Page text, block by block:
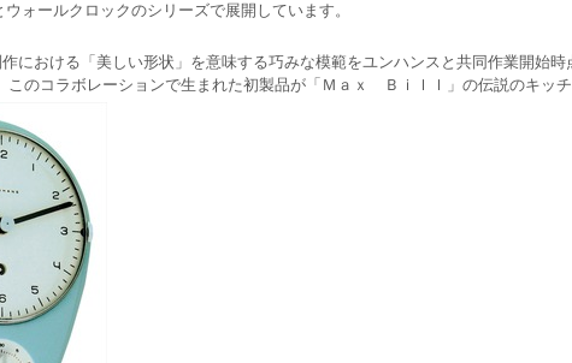
ォールクロックのシリーズで展開しています。
における「美しい形状」を意味する巧みな模範をユンハンスと共同作業開始時
このコラボレーションで生まれた初製品が「Ｍａｘ Ｂｉｌｌ」の伝説のキッチ